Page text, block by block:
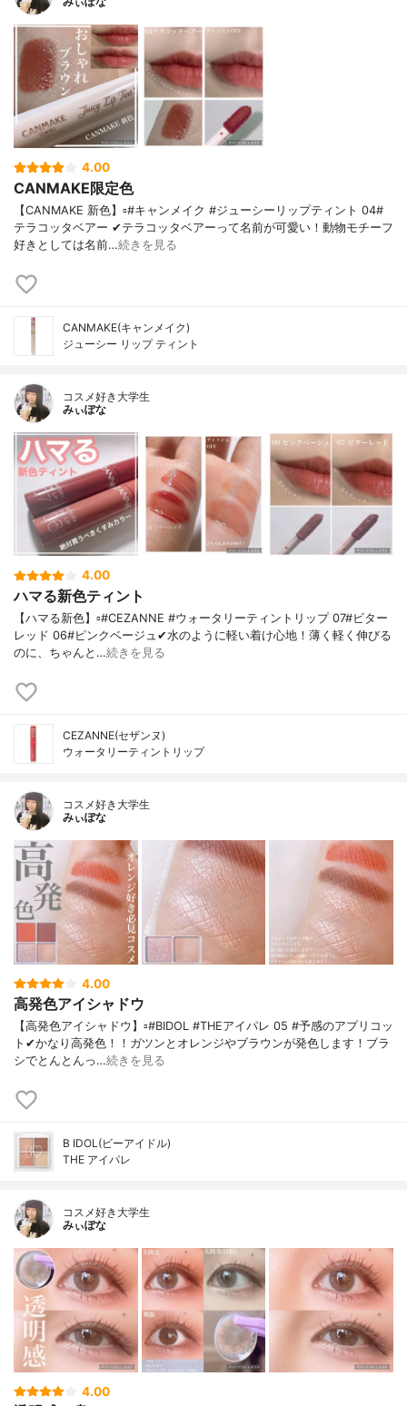
4.00
CANMAKE限定色
【CANMAKE 新色】▫️#キャンメイク #ジューシーリップティント 04#
テラコッタベアー ✔テラコッタベアーって名前が可愛い！動物モチーフ
好きとしては名前…続きを見る
CANMAKE(キャンメイク)
ジューシー リップ ティント
コスメ好き大学生
みぃぽな
4.00
ハマる新色ティント
【ハマる新色】▫️#CEZANNE #ウォータリーティントリップ 07#ビター
レッド 06#ピンクベージュ✔水のように軽い着け心地！薄く軽く伸びる
のに、ちゃんと…続きを見る
CEZANNE(セザンヌ)
ウォータリーティントリップ
コスメ好き大学生
みぃぽな
4.00
高発色アイシャドウ
【高発色アイシャドウ】▫️#BIDOL #THEアイパレ 05 #予感のアプリコッ
ト✔かなり高発色！！ガツンとオレンジやブラウンが発色します！ブラ
シでとんとんっ…続きを見る
B IDOL(ビーアイドル)
THE アイパレ
コスメ好き大学生
みぃぽな
4.00